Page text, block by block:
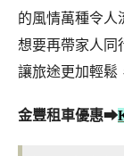
的風情萬種令人
想要再帶家人同
讓旅途更加輕鬆
金豐租車優惠➡